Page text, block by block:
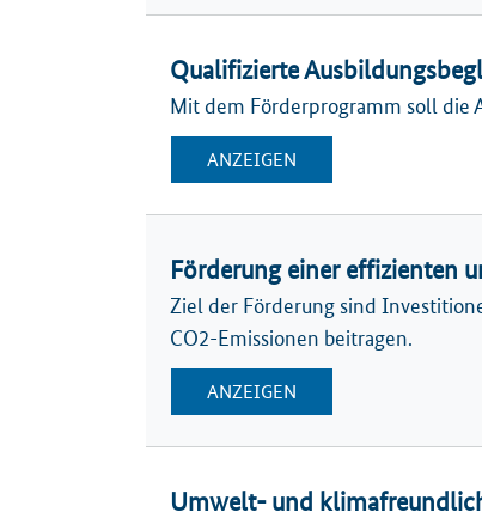
Qualifizierte
Mit dem Förderprogramm soll die
ANZEIGEN
Förderung einer effizienten
Ziel der Förderung sind
CO2-Emissionen beitragen.
ANZEIGEN
Umwelt- und